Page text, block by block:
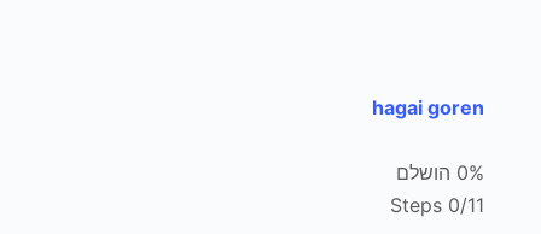
hagai goren
0% הושלם
0/11 Steps